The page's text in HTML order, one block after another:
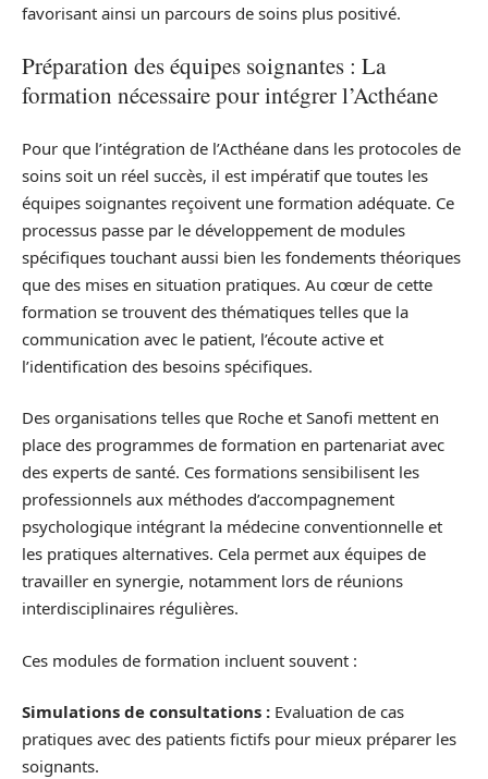
favorisant ainsi un parcours de soins plus positivé.
Préparation des équipes soignantes : La
formation nécessaire pour intégrer l’Acthéane
Pour que l’intégration de l’Acthéane dans les protocoles de
soins soit un réel succès, il est impératif que toutes les
équipes soignantes reçoivent une formation adéquate. Ce
processus passe par le développement de modules
spécifiques touchant aussi bien les fondements théoriques
que des mises en situation pratiques. Au cœur de cette
formation se trouvent des thématiques telles que la
communication avec le patient, l’écoute active et
l’identification des besoins spécifiques.
Des organisations telles que Roche et Sanofi mettent en
place des programmes de formation en partenariat avec
des experts de santé. Ces formations sensibilisent les
professionnels aux méthodes d’accompagnement
psychologique intégrant la médecine conventionnelle et
les pratiques alternatives. Cela permet aux équipes de
travailler en synergie, notamment lors de réunions
interdisciplinaires régulières.
Ces modules de formation incluent souvent :
Simulations de consultations : Evaluation de cas
pratiques avec des patients fictifs pour mieux préparer les
soignants.